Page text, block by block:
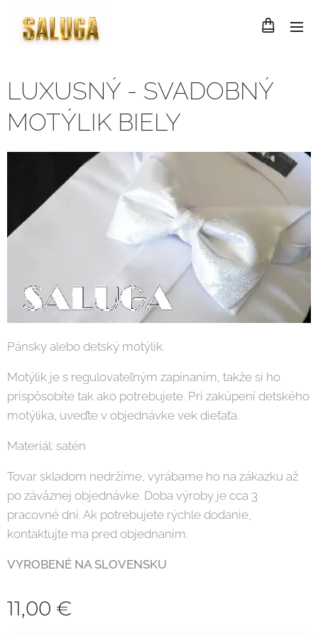
LUXUSNÝ - SVADOBNÝ
MOTÝLIK BIELY
Pánsky alebo detský motýlik.
Motýlik je s regulovateľným zapínaním, takže si ho
prispôsobíte tak ako potrebujete. Pri zakúpení detského
motýlika, uveďte v objednávke vek dieťaťa.
Materiál: satén
Tovar skladom nedržíme, vyrábame ho na zákazku až
po záväznej objednávke. Doba výroby je cca 3
pracovné dni. Ak potrebujete rýchle dodanie,
kontaktujte ma pred objednaním.
VYROBENÉ NA SLOVENSKU
11,00 €